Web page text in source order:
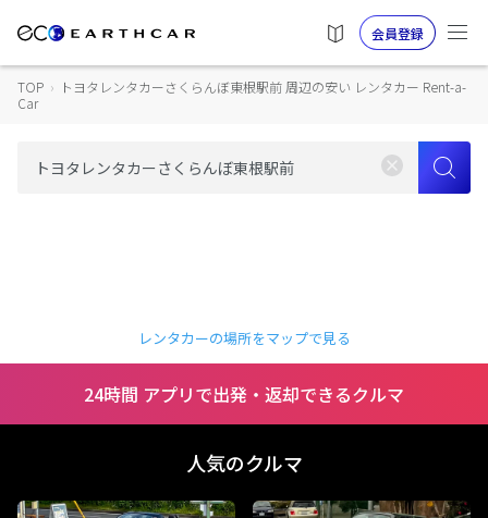
会員登録
TOP › トヨタレンタカーさくらんぼ東根駅前 周辺の安い レンタカー Rent-a-
Car
レンタカーの場所をマップで見る
24時間 アプリで出発・返却できるクルマ
人気のクルマ